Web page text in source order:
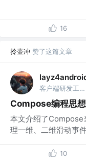
16
拎壶冲 赞了这篇文章
客户端研发工程师 @腾讯
Compose编程思
本文介绍了Compose
理一维、二维滑动事
10